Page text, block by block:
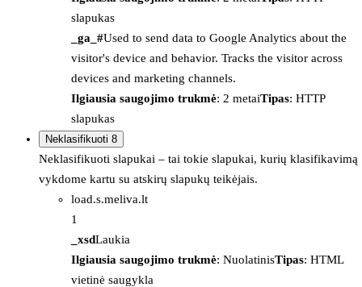
slapukas
_ga_#Used to send data to Google Analytics about the
visitor's device and behavior. Tracks the visitor across
devices and marketing channels.
Ilgiausia saugojimo trukmė: 2 metaiTipas: HTTP
slapukas
Neklasifikuoti 8
Neklasifikuoti slapukai – tai tokie slapukai, kurių klasifikavimą
vykdome kartu su atskirų slapukų teikėjais.
load.s.meliva.lt
1
_xsdLaukia
Ilgiausia saugojimo trukmė: NuolatinisTipas: HTML
vietinė saugykla